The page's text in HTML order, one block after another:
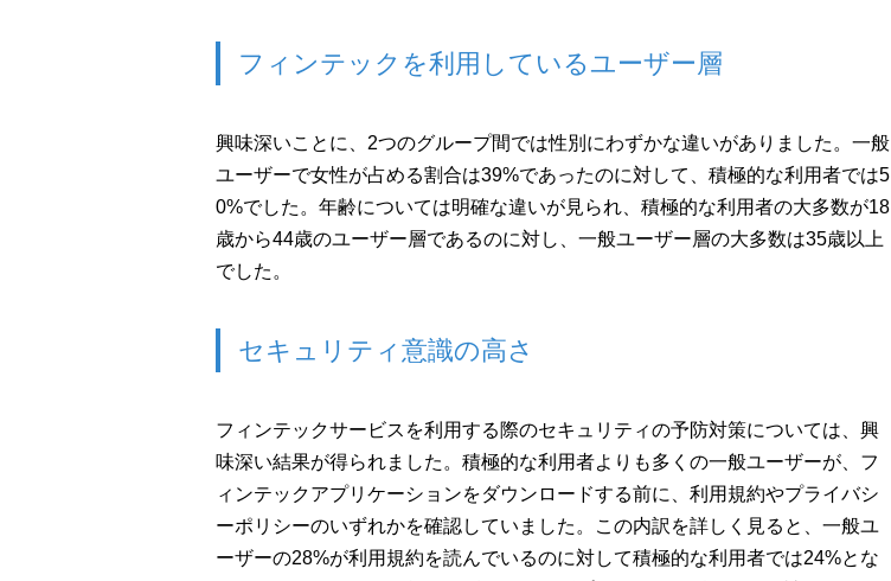
フィンテックを利用しているユーザー層
興味深いことに、2つのグループ間では性別にわずかな違いがありました。一般
ユーザーで女性が占める割合は39%であったのに対して、積極的な利用者では5
0%でした。年齢については明確な違いが見られ、積極的な利用者の大多数が18
歳から44歳のユーザー層であるのに対し、一般ユーザー層の大多数は35歳以上
でした。
セキュリティ意識の高さ
フィンテックサービスを利用する際のセキュリティの予防対策については、興
味深い結果が得られました。積極的な利用者よりも多くの一般ユーザーが、フ
ィンテックアプリケーションをダウンロードする前に、利用規約やプライバシ
ーポリシーのいずれかを確認していました。この内訳を詳しく見ると、一般ユ
ーザーの28%が利用規約を読んでいるのに対して積極的な利用者では24%とな